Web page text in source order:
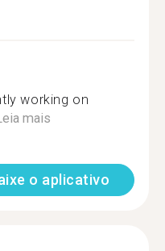
working on
mais
o aplicativo